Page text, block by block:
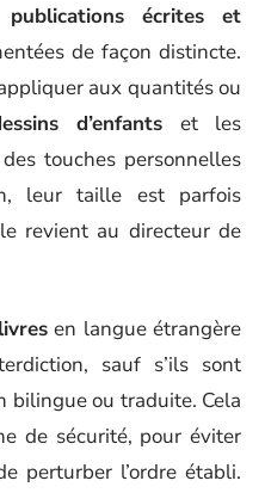
publications écrites et
de façon distincte.
aux quantités ou
d’enfants et les
touches personnelles
leur taille est parfois
revient au directeur de
livresen langue étrangère
sauf s’ils sont
bilingue ou traduite. Cela
de sécurité, pour éviter
perturber l’ordre établi.